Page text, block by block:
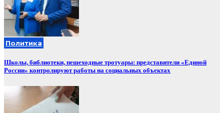
Политика
Школы, библиотеки, пешеходные тротуары: представители «Единой
России» контролируют работы на социальных объектах